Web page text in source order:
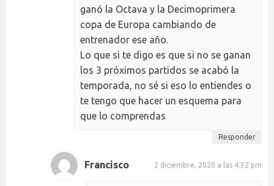
ganó la Octava y la Decimoprimera
copa de Europa cambiando de
entrenador ese año.
Lo que si te digo es que si no se ganan
los 3 próximos partidos se acabó la
temporada, no sé si eso lo entiendes o
te tengo que hacer un esquema para
que lo comprendas
Responder
Francisco 2 diciembre, 2020 a las 4:32 pm